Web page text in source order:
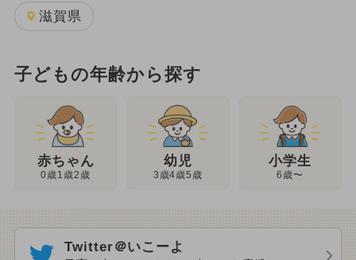
滋賀県
子どもの年齢から探す
赤ちゃん
0歳1歳2歳
幼児
3歳4歳5歳
小学生
6歳〜
Twitter＠いこーよ